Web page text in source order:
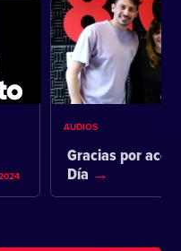
AUDIOS
Gracias por
Día